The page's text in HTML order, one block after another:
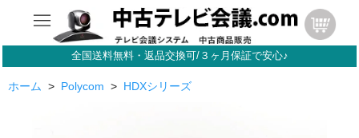
全国送料無料・返品交換可/３ヶ月保証で安心♪
ホーム > Polycom > HDXシリーズ